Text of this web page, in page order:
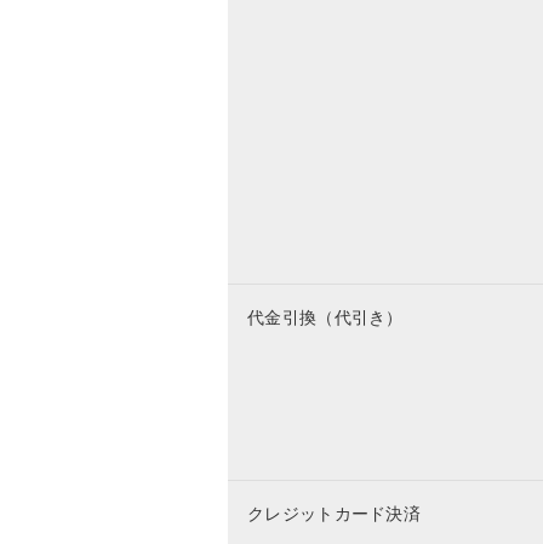
代金引換（代引き）
クレジットカード決済